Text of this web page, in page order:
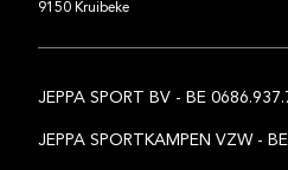
9150 Kruibeke
JEPPA SPORT BV - BE
JEPPA SPORTKAMPEN VZW -